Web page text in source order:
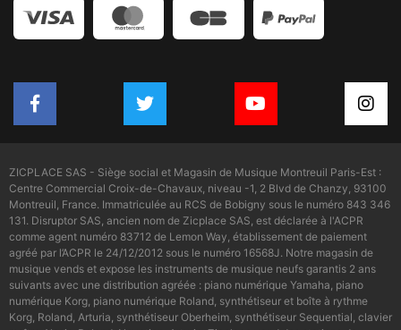
ZICPLACE SAS - Siège social et Magasin de Musique Montreuil Paris-Est :
Centre Commercial Croix-de-Chavaux, niveau -1, 2 Blvd de Chanzy, 93100
Montreuil, France. Immatriculée au RCS de Bobigny sous le numéro 843 346
131. Disruptor SAS, ancien nom de Zicplace SAS, est déclarée à l'ACPR
comme agent numéro 83712 de Lemon Way, établissement de paiement
agréé par l’ACPR le 24/12/2012 sous le numéro 16568J. Notre magasin de
musique vends et expose les instruments de musique neufs garantis 2 ans
suivants avec une distribution agréée : piano numérique Yamaha, piano
numérique Korg, piano numérique Roland, synthétiseur et boîte à rythme
Korg, Roland, Arturia, synthétiseur Oberheim, synthétiseur Sequential, clavier